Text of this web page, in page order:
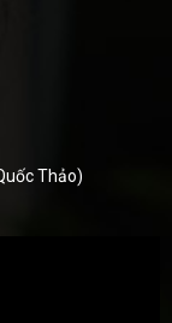
Thảo)